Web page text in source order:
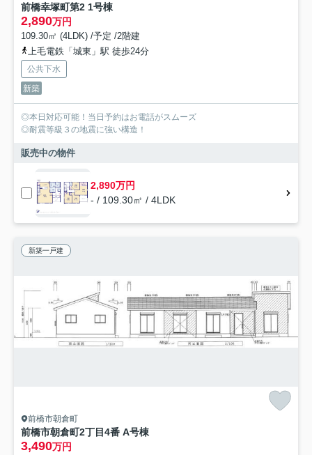
前橋幸塚町第2 1号棟
2,890万円
109.30㎡ (4LDK) /予定 /2階建
上毛電鉄「城東」駅 徒歩24分
公共下水
新築
◎本日対応可能！当日予約はお電話がスムーズ
◎耐震等級３の地震に強い構造！
販売中の物件
2,890万円
- / 109.30㎡ / 4LDK
新築一戸建
前橋市朝倉町
前橋市朝倉町2丁目4番 A号棟
3,490万円